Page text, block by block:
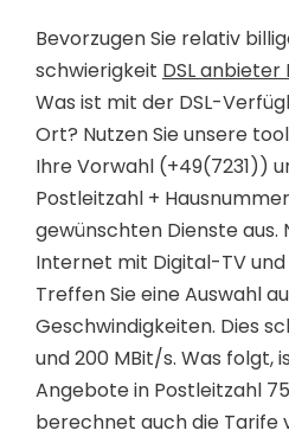
Bevorzugen Sie relativ
schwierigkeit DSL
Was ist mit der DSL-
Ort? Nutzen Sie unsere
Ihre Vorwahl (+49(7231))
Postleitzahl +
gewünschten Dienste aus.
Internet mit Digital-TV
Treffen Sie eine Auswahl
Geschwindigkeiten. Dies
und 200 MBit/s. Was folgt,
Angebote in Postleitzahl
berechnet auch die Tarife